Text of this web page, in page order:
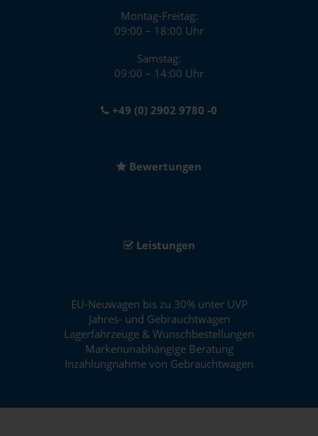
Montag-Freitag:
09:00 – 18:00 Uhr
Samstag:
09:00 – 14:00 Uhr
+49 (0) 2902 9780 -0
Bewertungen
Leistungen
EU-Neuwagen bis zu 30% unter UVP
Jahres- und Gebrauchtwagen
Lagerfahrzeuge & Wunschbestellungen
Markenunabhängige Beratung
Inzahlungnahme von Gebrauchtwagen